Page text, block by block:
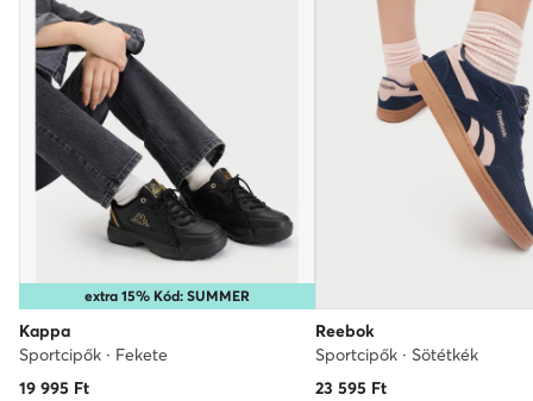
extra 15% Kód: SUMMER
Kappa
Sportcipők · Fekete
19 995 Ft
Reebok
Sportcipők · Sötétkék
23 595 Ft